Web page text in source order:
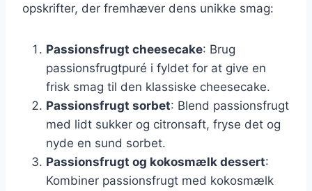
opskrifter, der fremhæver dens unikke smag:
Passionsfrugt cheesecake: Brug
passionsfrugtpuré i fyldet for at give en
frisk smag til den klassiske cheesecake.
Passionsfrugt sorbet: Blend passionsfrugt
med lidt sukker og citronsaft, fryse det og
nyde en sund sorbet.
Passionsfrugt og kokosmælk dessert:
Kombiner passionsfrugt med kokosmælk